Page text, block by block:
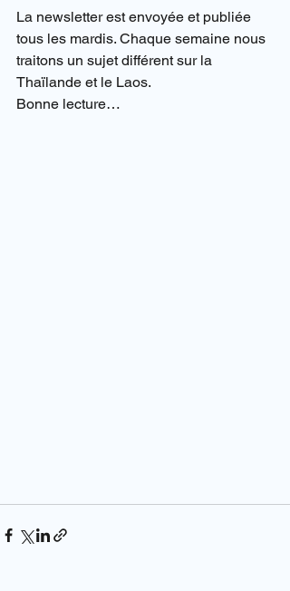
La newsletter est envoyée et publiée
tous les mardis. Chaque semaine nous
traitons un sujet différent sur la
Thaïlande et le Laos.
Bonne lecture…